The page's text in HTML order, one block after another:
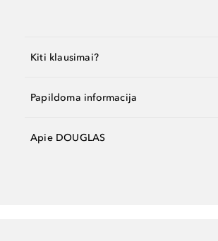
Kiti klausimai?
Papildoma informacija
Apie DOUGLAS